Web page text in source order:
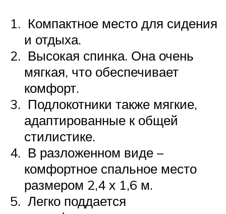
Компактное место для сидения
и отдыха.
Высокая спинка. Она очень
мягкая, что обеспечивает
комфорт.
Подлокотники также мягкие,
адаптированные к общей
стилистике.
В разложенном виде –
комфортное спальное место
размером 2,4 х 1,6 м.
Легко поддается